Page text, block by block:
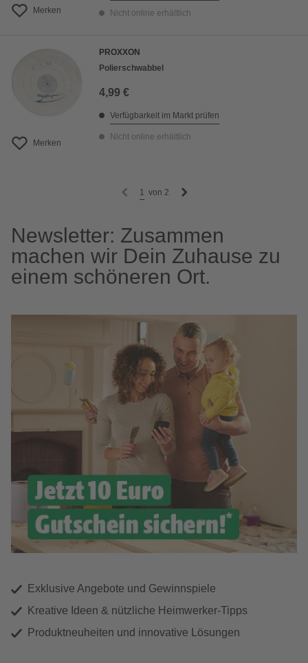
Merken Nicht online erhältlich
Merken
PROXXON
Polierschwabbel
4,99 €
Verfügbarkeit im Markt prüfen
Nicht online erhältlich
1 von 2
Newsletter: Zusammen
machen wir Dein Zuhause zu
einem schöneren Ort.
Exklusive Angebote und Gewinnspiele
Kreative Ideen & nützliche Heimwerker-Tipps
Produktneuheiten und innovative Lösungen